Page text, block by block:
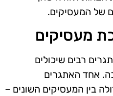
של המעסיקים.
מעסיקים
רבים שיכולים
אחד האתגרים
בין המעסיקים השונים –